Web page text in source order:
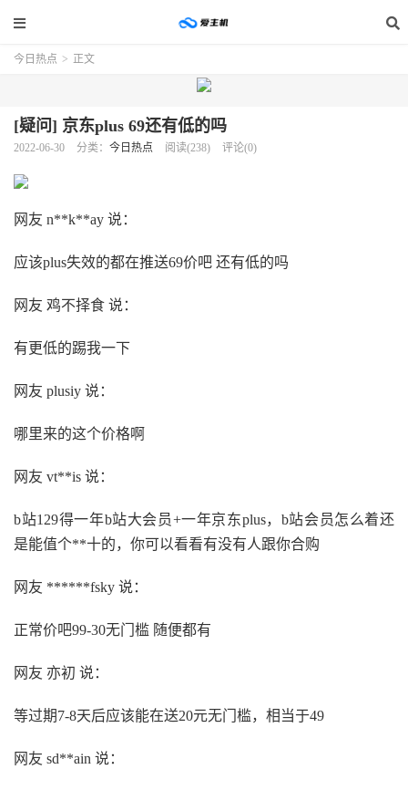
今日热点 > 正文
[疑问] 京东plus 69还有低的吗
2022-06-30 分类： 今日热点 阅读(238) 评论(0)
网友 n**k**ay 说：
应该plus失效的都在推送69价吧 还有低的吗
网友 鸡不择食 说：
有更低的踢我一下
网友 plusiy 说：
哪里来的这个价格啊
网友 vt**is 说：
b站129得一年b站大会员+一年京东plus，b站会员怎么着还
是能值个**十的，你可以看看有没有人跟你合购
网友 ******fsky 说：
正常价吧99-30无门槛 随便都有
网友 亦初 说：
等过期7-8天后应该能在送20元无门槛，相当于49
网友 sd**ain 说：